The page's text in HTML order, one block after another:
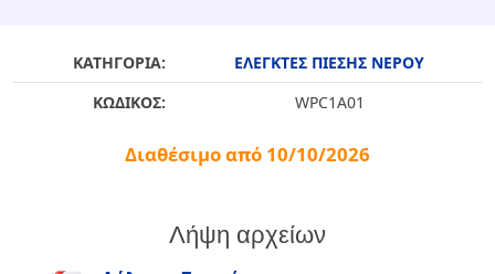
ΚΑΤΗΓΟΡΙΑ:
ΕΛΕΓΚΤΕΣ ΠΙΕΣΗΣ ΝΕΡΟΥ
ΚΩΔΙΚΟΣ:
WPC1A01
Διαθέσιμο από 10/10/2026
Λήψη αρχείων